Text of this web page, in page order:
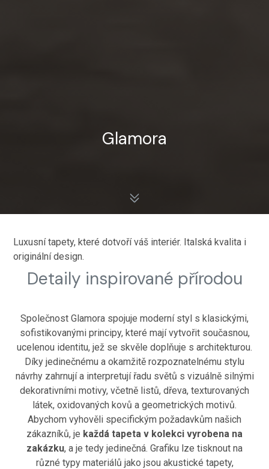
Glamora
Luxusní tapety, které dotvoří váš interiér. Italská kvalita i
originální design.
Detaily inspirované přírodou
Společnost Glamora spojuje moderní styl s klasickými,
sofistikovanými principy, které mají vytvořit současnou,
ucelenou identitu, jež se skvěle doplňuje s architekturou.
Díky jedinečnému a okamžitě rozpoznatelnému stylu
návrhy zahrnují a interpretují řadu světů s vizuálně silnými
dekorativními motivy, včetně listů, dřeva, texturovaných
látek, oxidovaných kovů a geometrických motivů.
Abychom vyhověli specifickým požadavkům našich
zákazníků, je každá tapeta v kolekci vyrobena na
zakázku, a je tedy jedinečná. Grafiku lze tisknout na
různé typy materiálů jako jsou akustické tapety,